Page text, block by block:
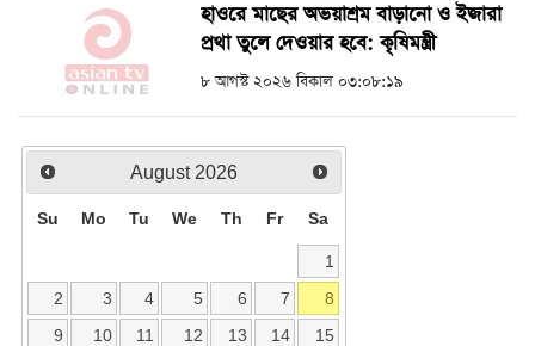
হাওরে মাছের অভয়াশ্রম বাড়ানো ও ইজারা
প্রথা তুলে দেওয়ার হবে: কৃষিমন্ত্রী
৮ আগস্ট ২০২৬ বিকাল ০৩:০৮:১৯
August 2026
Su Mo Tu We Th Fr Sa
1
2
3 4 5 6 7
8
9
10 11 12 13 14
15